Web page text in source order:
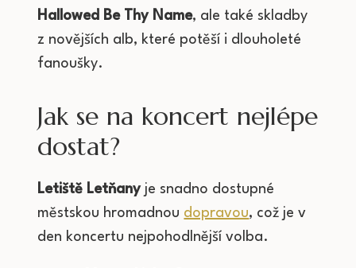
Hallowed Be Thy Name, ale také skladby
z novějších alb, které potěší i dlouholeté
fanoušky.
Jak se na koncert nejlépe
dostat?
Letiště Letňanyje snadno dostupné
městskou hromadnou dopravou, což je v
den koncertu nejpohodlnější volba.